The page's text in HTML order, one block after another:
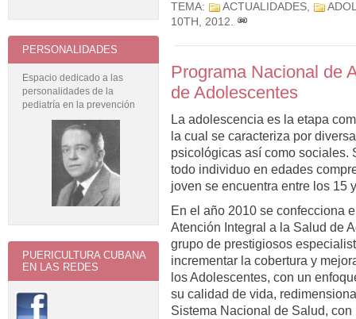
TEMA: ACTUALIDADES,
10TH, 2012.
Programa Nacional de
de Adolescentes
La adolescencia es la etapa
la cual se caracteriza por
psicológicas así como sociales.
todo individuo en edades
joven se encuentra entre los 15
En el año 2010 se confecciona
Atención Integral a la Salud de
grupo de prestigiosos
incrementar la cobertura y
los Adolescentes, con un
su calidad de vida,
Sistema Nacional de Salud,
PERSONALIDADES
Espacio dedicado a las
personalidades de la
pediatría en la prevención
PUERICULTURA CUBANA
EN LAS REDES